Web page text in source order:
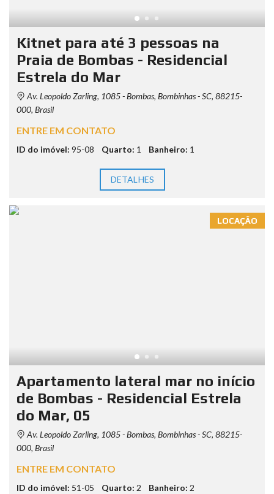
Kitnet para até 3 pessoas na
Praia de Bombas - Residencial
Estrela do Mar
Av. Leopoldo Zarling, 1085 - Bombas, Bombinhas - SC, 88215-
000, Brasil
ENTRE EM CONTATO
ID do imóvel: 95-08 Quarto: 1 Banheiro: 1
DETALHES
LOCAÇÃO
Apartamento lateral mar no início
de Bombas - Residencial Estrela
do Mar, 05
Av. Leopoldo Zarling, 1085 - Bombas, Bombinhas - SC, 88215-
000, Brasil
ENTRE EM CONTATO
ID do imóvel: 51-05 Quarto: 2 Banheiro: 2